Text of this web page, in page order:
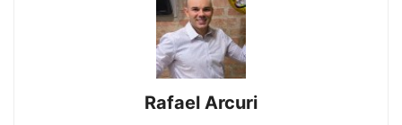
Rafael Arcuri